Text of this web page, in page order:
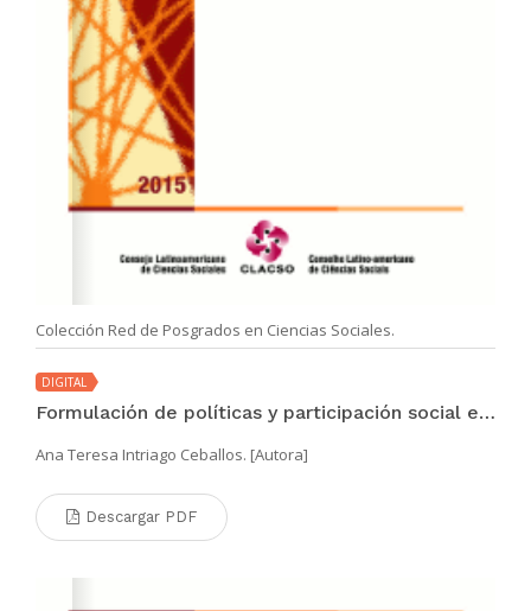
Colección Red de Posgrados en Ciencias Sociales.
DIGITAL
Formulación de políticas y participación social en infancia en los gobiernos seccionales
Ana Teresa Intriago Ceballos. [Autora]
Descargar PDF